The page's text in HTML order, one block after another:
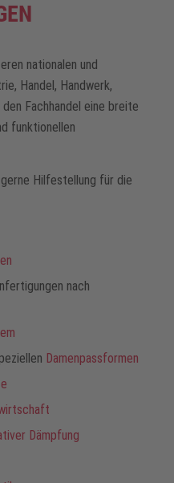
nationalen und
Handel, Handwerk,
Fachhandel eine breite
funktionellen
Hilfestellung für die
nach
Damenpassformen
Dämpfung